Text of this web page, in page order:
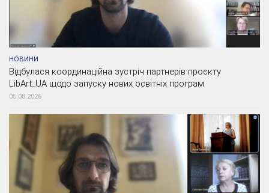
НОВИНИ
Відбулася координаційна зустріч партнерів проєкту
LibArt_UA щодо запуску нових освітніх програм
05.08.2026